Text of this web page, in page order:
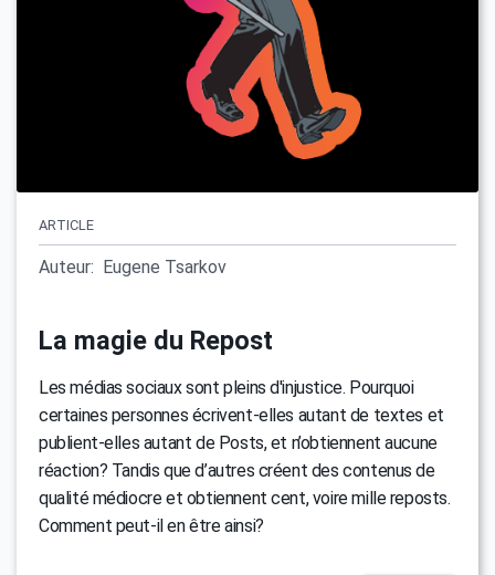
ARTICLE
Auteur: Eugene Tsarkov
La magie du Repost
Les médias sociaux sont pleins d'injustice. Pourquoi
certaines personnes écrivent-elles autant de textes et
publient-elles autant de Posts, et n’obtiennent aucune
réaction? Tandis que d’autres créent des contenus de
qualité médiocre et obtiennent cent, voire mille reposts.
Comment peut-il en être ainsi?